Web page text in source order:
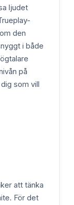
ljudet
den
i både
på
som vill
att tänka
För det